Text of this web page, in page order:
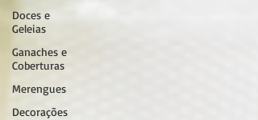
Doces e
Geleias
Ganaches e
Coberturas
Merengues
Decorações